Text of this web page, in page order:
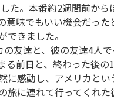
た。本番約2週間前から
味でもいい機会だった
きました。
友達と、彼の友達4人
る前日と、終わった後
感動し、アメリカと
に連れて行ってくれた